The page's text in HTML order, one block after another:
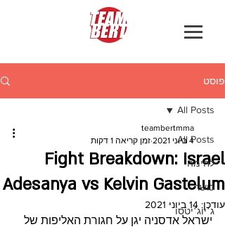
פוסט
All Posts
לחימה
כושר
ג׳יוג׳יטסו
All Posts
Fight Breakdown: Israel
Adesanya vs Kelvin Gastelum
teambertmma
4 ביוני 2021
זמן קריאה 1 דקות
עודכן: 14 ביוני 2021
ישראל אדסניה יגן על חגורת האליפות של